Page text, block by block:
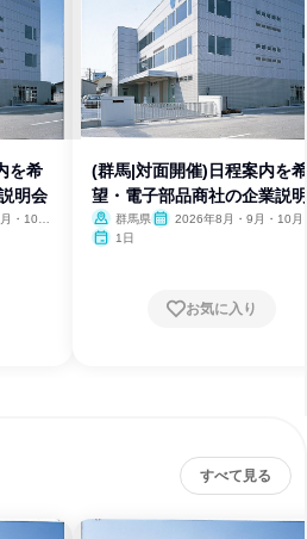
を希
明会
・10
(群馬|対面開催)日程案内を希
望・電子部品商社の企業説
群馬県
2026年8月・9月・10月
1日
お気に入り
すべて見る